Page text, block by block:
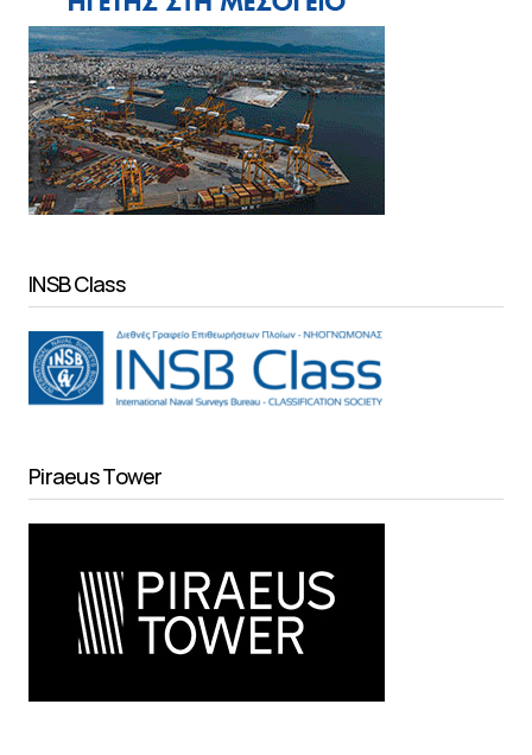
INSB Class
Piraeus Tower